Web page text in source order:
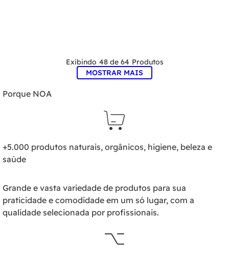
48 de 64
MOSTRAR MAIS
Porque NOA
+5.000 produtos naturais, orgânicos, higiene, beleza e
saúde
Grande e vasta variedade de produtos para sua
praticidade e comodidade em um só lugar, com a
qualidade selecionada por profissionais.